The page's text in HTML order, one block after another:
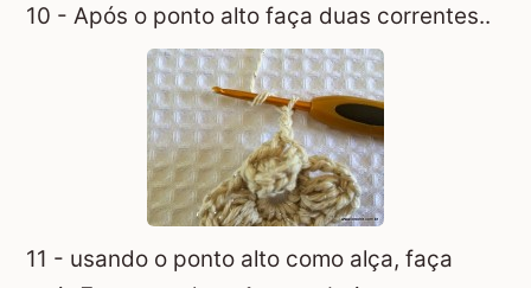
10 - Após o ponto alto faça duas correntes..
11 - usando o ponto alto como alça, faça